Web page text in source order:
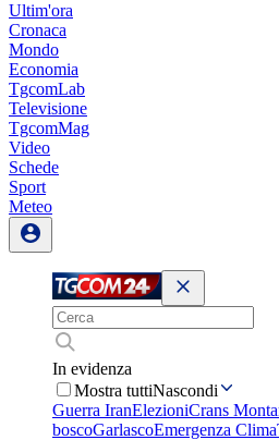
Ultim'ora
Cronaca
Mondo
Economia
TgcomLab
Televisione
TgcomMag
Video
Schede
Sport
Meteo
In evidenza
Mostra tuttiNascondi
Guerra IranElezioniCrans
boscoGarlascoEmergenza Clima